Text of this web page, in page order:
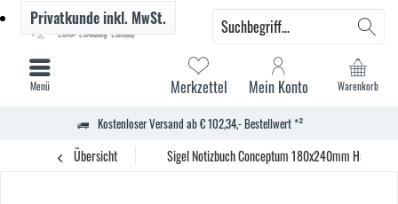
Kostenloser Versand ab € 102,34,- Bestellwert *²
Warenkorb
Merkzettel Mein Konto
Privatkundeinkl. MwSt.
Menü
Übersicht Sigel Notizbuch Conceptum 180x240mm